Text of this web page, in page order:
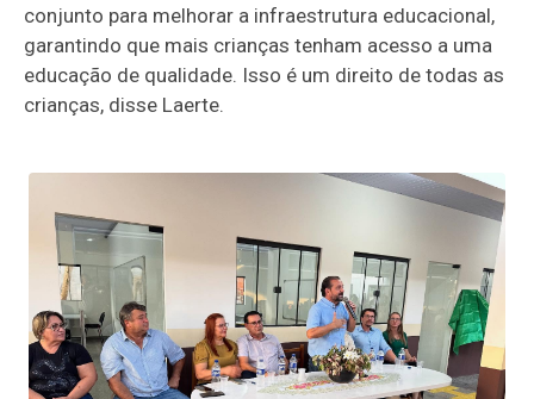
conjunto para melhorar a infraestrutura educacional,
garantindo que mais crianças tenham acesso a uma
educação de qualidade. Isso é um direito de todas as
crianças, disse Laerte.